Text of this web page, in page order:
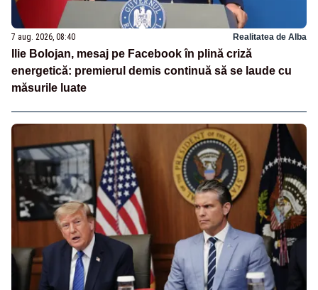
7 aug. 2026, 08:40 Realitatea de Alba
Ilie Bolojan, mesaj pe Facebook în plină criză
energetică: premierul demis continuă să se laude cu
măsurile luate